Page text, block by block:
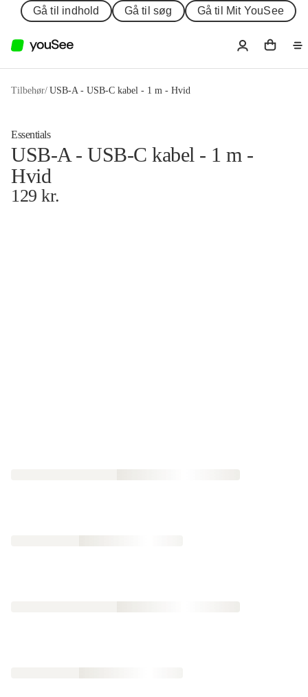
Gå til indhold Gå til søg Gå til Mit YouSee
Tilbehør/ USB-A - USB-C kabel - 1 m - Hvid
Essentials
USB-A - USB-C kabel - 1 m -
Hvid
129kr.